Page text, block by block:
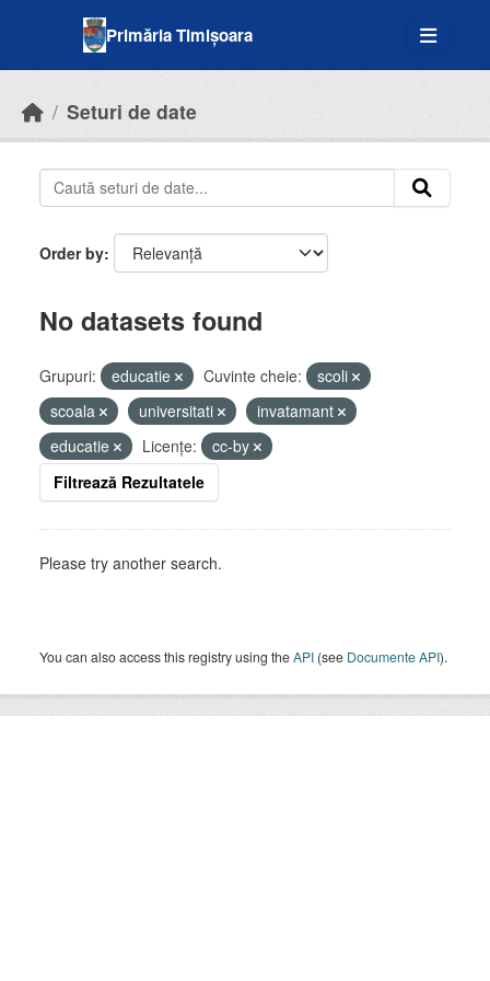
Primăria Timișoara
Seturi de date
Order by
No datasets found
Grupuri: educatie Cuvinte cheie:
scoli
scoala
universitati
invatamant
educatie
Licenţe:
cc-by
Filtrează Rezultatele
Please try another search.
You can also access this registry using theAPI (see Documente API).